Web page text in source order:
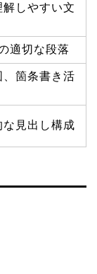
解しやすい文
適切な段落
、箇条書き活
な見出し構成